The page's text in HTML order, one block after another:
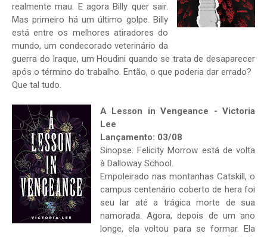
realmente mau. E agora Billy quer sair.
Mas primeiro há um último golpe. Billy
está entre os melhores atiradores do
mundo, um condecorado veterinário da
guerra do Iraque, um Houdini quando se trata de desaparecer
após o término do trabalho. Então, o que poderia dar errado?
Que tal tudo.
A Lesson in Vengeance - Victoria
Lee
Lançamento: 03/08
Sinopse: Felicity Morrow está de volta
à Dalloway School.
Empoleirado nas montanhas Catskill, o
campus centenário coberto de hera foi
seu lar até a trágica morte de sua
namorada. Agora, depois de um ano
longe, ela voltou para se formar. Ela